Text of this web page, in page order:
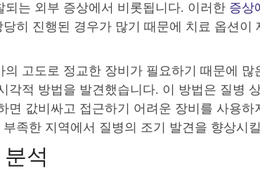
는 외부 증상에서 비롯됩니다. 이러한 증상
히 진행된 경우가 많기 때문에 치료 옵션
고도로 정교한 장비가 필요하기 때문에
적 방법을 발견했습니다. 이 방법은 질병
값비싸고 접근하기 어려운 장비를 사용
족한 지역에서 질병의 조기 발견을 향상시
석